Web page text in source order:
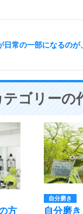
日常の一部になるのが
テゴリーの
方
自分磨き
自分磨